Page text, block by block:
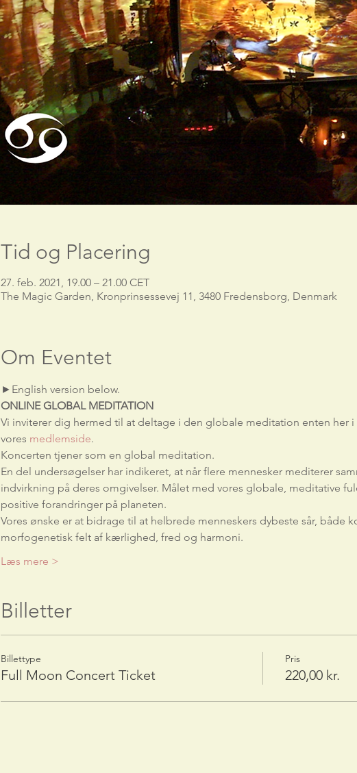
Tid og Placering
27. feb. 2021, 19.00 – 21.00 CET
The Magic Garden, Kronprinsessevej 11, 3480 Fredensborg, Denmark
Om Eventet
►English version below.
ONLINE GLOBAL MEDITATION
Vi inviterer dig hermed til at deltage i den globale meditation enten her i
vores medlemside.
Koncerten tjener som en global meditation.
En del undersøgelser har indikeret, at når flere mennesker mediterer
indvirkning på deres omgivelser. Målet med vores globale, meditative
positive forandringer på planeten.
Vores ønske er at bidrage til at helbrede menneskers dybeste sår, både
morfogenetisk felt af kærlighed, fred og harmoni.
Læs mere >
Billetter
Billettype
Full Moon Concert Ticket
Pris
220,00 kr.